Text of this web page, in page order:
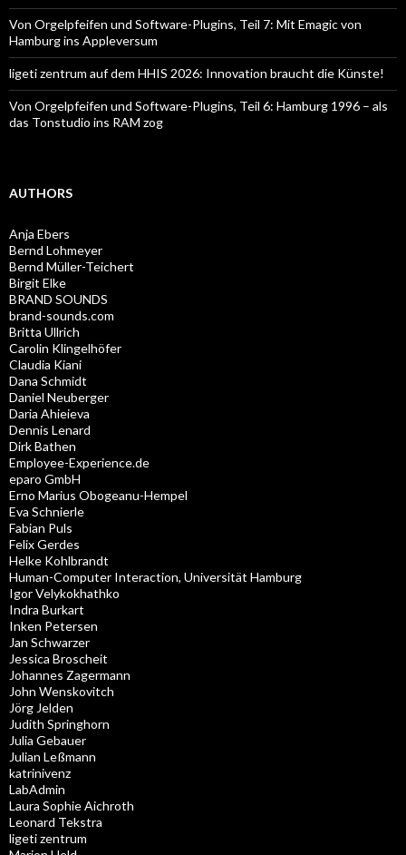
Von Orgelpfeifen und Software-Plugins, Teil 7: Mit Emagic von
Hamburg ins Appleversum
ligeti zentrum auf dem HHIS 2026: Innovation braucht die Künste!
Von Orgelpfeifen und Software-Plugins, Teil 6: Hamburg 1996 – als
das Tonstudio ins RAM zog
AUTHORS
Anja Ebers
Bernd Lohmeyer
Bernd Müller-Teichert
Birgit Elke
BRAND SOUNDS
brand-sounds.com
Britta Ullrich
Carolin Klingelhöfer
Claudia Kiani
Dana Schmidt
Daniel Neuberger
Daria Ahieieva
Dennis Lenard
Dirk Bathen
Employee-Experience.de
eparo GmbH
Erno Marius Obogeanu-Hempel
Eva Schnierle
Fabian Puls
Felix Gerdes
Helke Kohlbrandt
Human-Computer Interaction, Universität Hamburg
Igor Velykokhathko
Indra Burkart
Inken Petersen
Jan Schwarzer
Jessica Broscheit
Johannes Zagermann
John Wenskovitch
Jörg Jelden
Judith Springhorn
Julia Gebauer
Julian Leßmann
katrinivenz
LabAdmin
Laura Sophie Aichroth
Leonard Tekstra
ligeti zentrum